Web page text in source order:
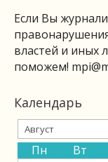
Если Вы
властей и иных
поможем!
Календарь
Пн Вт